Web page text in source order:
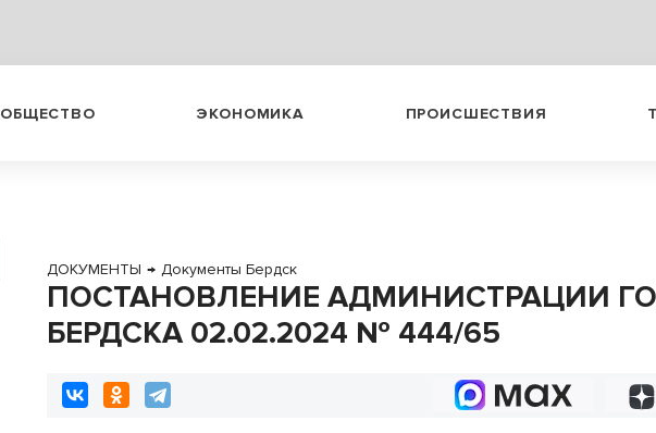
ОБЩЕСТВО ЭКОНОМИКА ПРОИСШЕСТВИЯ
ДОКУМЕНТЫ → Документы Бердск
ПОСТАНОВЛЕНИЕ АДМИНИСТРАЦИИ
БЕРДСКА 02.02.2024 № 444/65